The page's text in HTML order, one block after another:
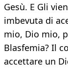
Gesù. E Gli
imbevuta di
mio, Dio mio,
Blasfemia? Il
accettare un